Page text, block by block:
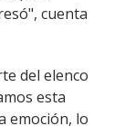
cuenta
del elenco
esta
emoción, lo